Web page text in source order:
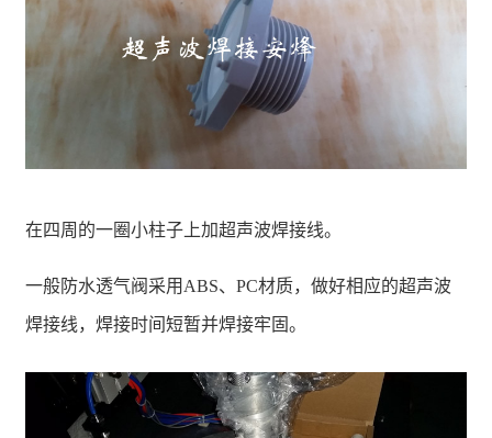
在四周的一圈小柱子上加超声波焊接线。
一般防水透气阀采用ABS、PC材质，做好相应的超声波
焊接线，焊接时间短暂并焊接牢固。